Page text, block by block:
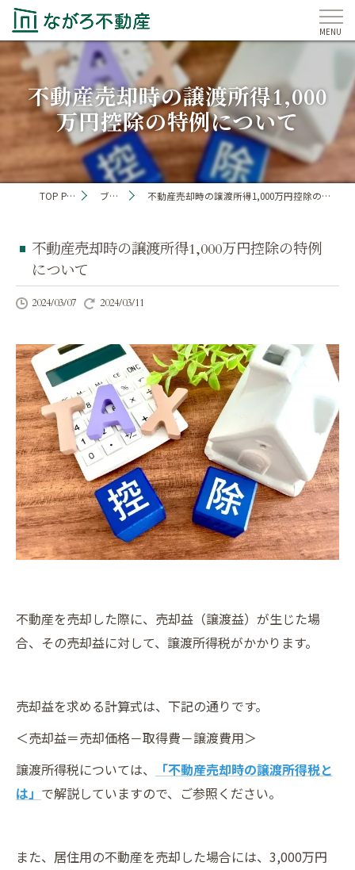
不動産売却時の譲渡所得1,000
万円控除の特例について
TOP PAGE ブログ 不動産売却時の譲渡所得1,000万円控除の特例について
不動産売却時の譲渡所得1,000万円控除の特例
について
2024/03/07 2024/03/11
不動産を売却した際に、売却益（譲渡益）が生じた場
合、その売却益に対して、譲渡所得税がかかります。
売却益を求める計算式は、下記の通りです。
＜売却益＝売却価格－取得費－譲渡費用＞
譲渡所得税については、
「不動産売却時の譲渡所得税と
は」 で解説していますので、ご参照ください。
また、居住用の不動産を売却した場合には、3,000万円